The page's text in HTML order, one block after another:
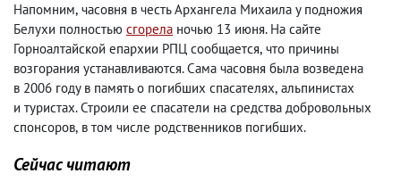
Напомним, часовня в честь Архангела Михаила у подножия
Белухи полностью сгорела ночью 13 июня. На сайте
Горноалтайской епархии РПЦ сообщается, что причины
возгорания устанавливаются. Сама часовня была возведена
в 2006 году в память о погибших спасателях, альпинистах
и туристах. Строили ее спасатели на средства добровольных
спонсоров, в том числе родственников погибших.
Сейчас читают